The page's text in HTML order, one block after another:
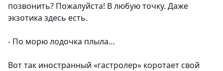
позвонить? Пожалуйста! В любую точку. Даже
экзотика здесь есть.
- По морю лодочка плыла…
Вот так иностранный «гастролер» коротает свой